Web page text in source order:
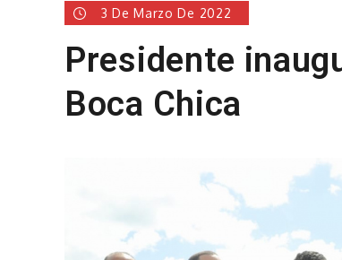
3 De Marzo De 2022
Presidente
Boca Chica